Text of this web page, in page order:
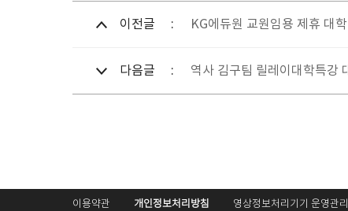
이전글 KG에듀원 교원임용 제휴 대
다음글 역사 김구팀 릴레이대학특강
이용약관 개인정보처리방침 영상정보처리기기 운영관